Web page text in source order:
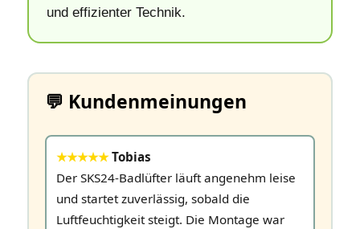
und effizienter Technik.
💬 Kundenmeinungen
★★★★★Tobias
Der SKS24‑Badlüfter läuft angenehm leise
und startet zuverlässig, sobald die
Luftfeuchtigkeit steigt. Die Montage war